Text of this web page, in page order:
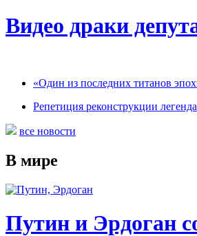
Видео драки
«Один из последних титанов
Репетиция реконструкции
все новости
В мире
Путин и Эрдоган